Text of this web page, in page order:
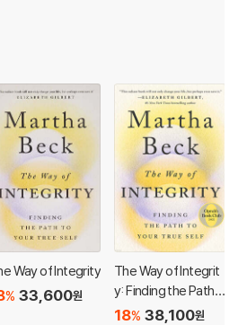
pleasing, staying in stale rela
point to what happens when w
Beck uses Dante’s classic her
to break down the process of attai
small, manageable steps. She sho
signals that lead us towards our tr
what we actually yearn for versus w
hundreds of her clients, Beck bring
scientist, life coach and human bein
what integrity looks like in their o
a spiritual adventure that not only wil
며 지금은 개인과 집단이 한 차원 높은
는 코칭과 강연 활동을 하고 있다. 아홉
Way of Integrity
33,600원
%
The Way of Integrit
y: Finding the Path t
o Your True Self (Op
38,100원
18%